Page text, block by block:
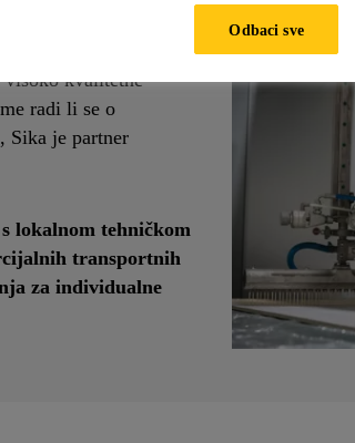
zahtijevaju
proizvođači
kvalitetne
radi li se o
Sika je partner
lokalnom tehničkom
transportnih
za individualne
Odbaci sve